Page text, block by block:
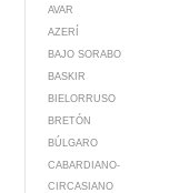
AVAR
AZERÍ
BAJO SORABO
BASKIR
BIELORRUSO
BRETÓN
BÚLGARO
CABARDIANO-
CIRCASIANO